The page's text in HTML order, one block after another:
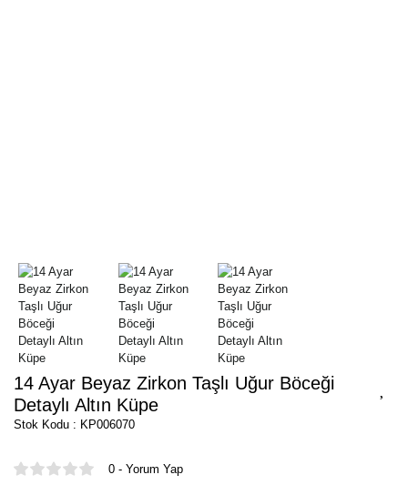
14 Ayar Beyaz Zirkon Taşlı Uğur Böceği
Detaylı Altın Küpe
Stok Kodu : KP006070
0 - Yorum Yap